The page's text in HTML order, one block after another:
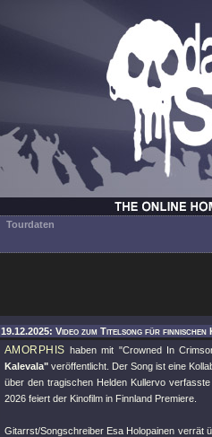
Tourdaten
19.12.2025: Video zum Titelsong für finnischen
AMORPHIS haben mit "Crowned In
Kalevala" veröffentlicht. Der Song ist eine
über den tragischen Helden Kullervo
2026 feiert der Kinofilm in Finnland Premiere.
Gitarrst/Songschreiber Esa Holopainen verrät